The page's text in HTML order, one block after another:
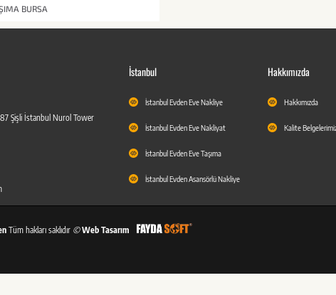
BURSA
Şişli İstanbul Nurol Tower
İstanbul
İstanbul Evden Eve Nakliye
İstanbul Evden Eve Nakliyat
İstanbul Evden Eve Taşıma
İstanbul Evden Asansörlü Nakliye
Hakkımızda
Hakkımızda
Kalite
Tüm hakları saklıdır © Web Tasarım